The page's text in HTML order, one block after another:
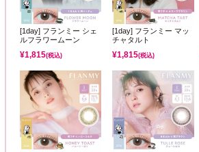
[1day] フランミー シェ
ルフラワームーン
¥1,815(税込)
[1day] フランミー マッ
チャタルト
¥1,815(税込)